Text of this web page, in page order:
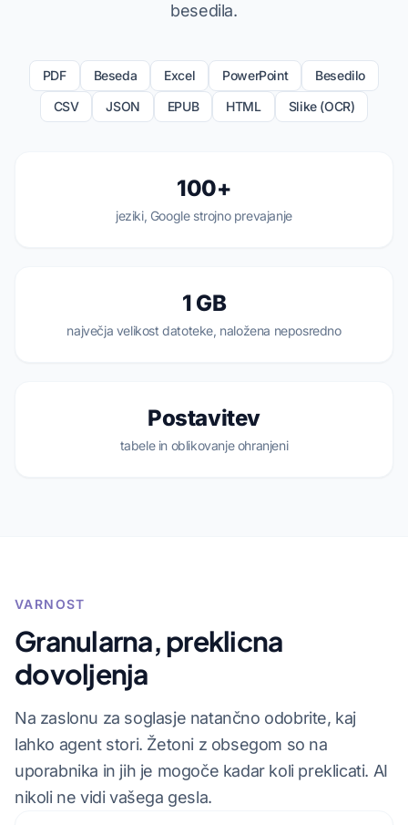
besedila.
PDF Beseda Excel PowerPoint
Besedilo
CSV
JSON EPUB HTML Slike (OCR)
100+
jeziki, Google strojno prevajanje
1 GB
največja velikost datoteke, naložena neposredno
Postavitev
tabele in oblikovanje ohranjeni
VARNOST
Granularna, preklicna
dovoljenja
Na zaslonu za soglasje natančno odobrite, kaj
lahko agent stori. Žetoni z obsegom so na
uporabnika in jih je mogoče kadar koli preklicati. AI
nikoli ne vidi vašega gesla.